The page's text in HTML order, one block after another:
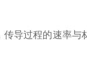
导过程的速率与